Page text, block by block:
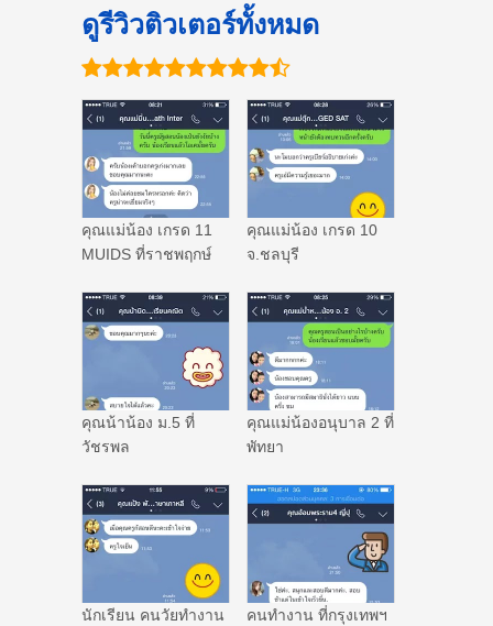
ดูรีวิวติวเตอร์ทั้งหมด
คุณแม่น้อง เกรด 11
MUIDS ที่ราชพฤกษ์
คุณแม่น้อง เกรด 10
จ.ชลบุรี
คุณน้าน้อง ม.5 ที่
วัชรพล
คุณแม่น้องอนุบาล 2 ที่
พัทยา
นักเรียน คนวัยทำงาน
คนทำงาน ที่กรุงเทพฯ